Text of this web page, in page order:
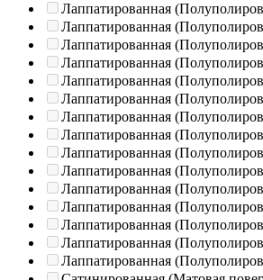
Лаппатированная
Лаппатированная
Лаппатированная
Лаппатированная
Лаппатированная
Лаппатированная
Лаппатированная
Лаппатированная
Лаппатированная
Лаппатированная
Лаппатированная
Лаппатированная
Лаппатированная
Лаппатированная
Лаппатированная